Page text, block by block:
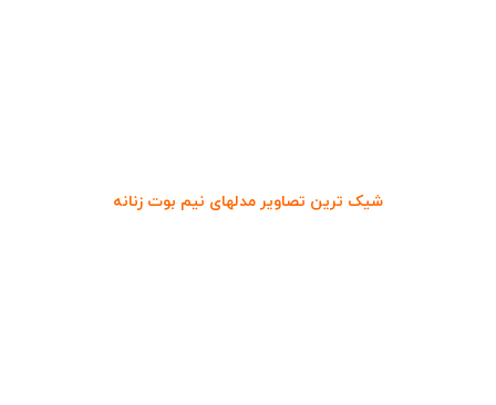
شیک ترین تصاویر مدلهای نیم بوت زنانه